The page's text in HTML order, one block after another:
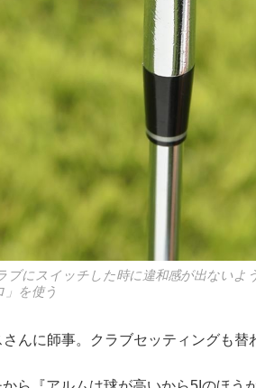
ブにスイッチした時に違和感が出ないよ
を使う
んに師事。クラブセッティングも替